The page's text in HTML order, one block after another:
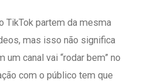
TikTok partem da mesma
mas isso não significa
um canal vai “rodar bem” no
com o público tem que